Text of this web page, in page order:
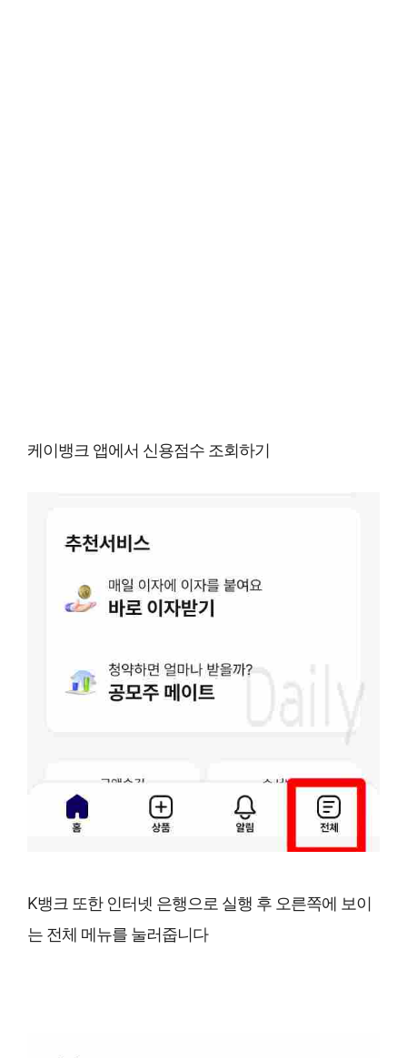
케이뱅크 앱에서 신용점수 조회하기
K뱅크 또한 인터넷 은행으로 실행 후 오른쪽에 보이
는 전체 메뉴를 눌러줍니다